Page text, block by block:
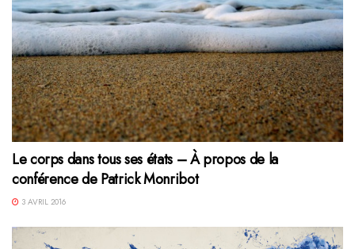
Le corps dans tous ses états – À propos de la
conférence de Patrick Monribot
3 AVRIL 2016